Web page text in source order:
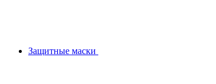
Защитные маски